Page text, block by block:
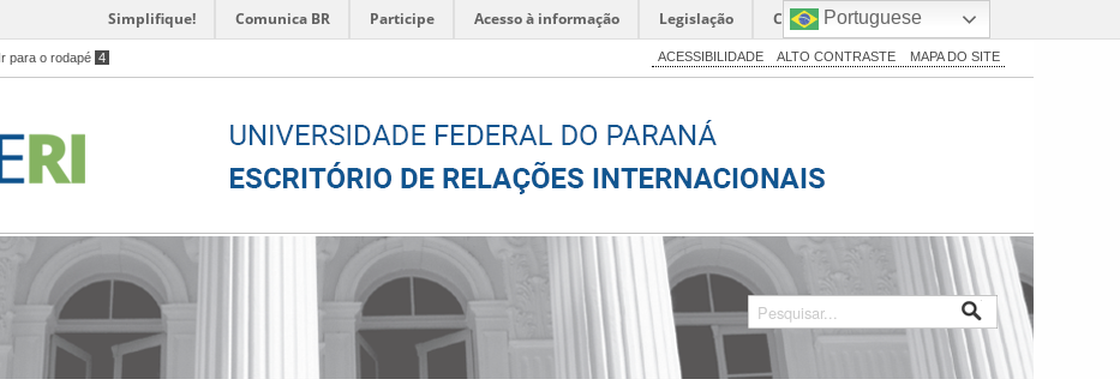
Simplifique! Comunica BR Participe Acesso à informação Legislação Canais
Ir para o rodapé 4 ACESSIBILIDADE ALTO CONTRASTE MAPA DO SITE
Portuguese